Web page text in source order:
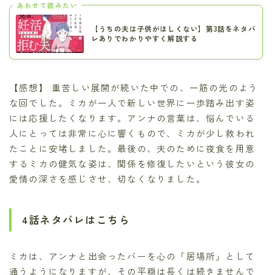
あわせて読みたい
【うちの夫は子供がほしくない】第3話をネタバ
レありでわかりやすく解説する
【感想】 重苦しい展開が続いた中での、一筋の光のよう
な回でした。ミカが一人で新しい世界に一歩踏み出す姿
には応援したくなります。アンナの言葉は、悩んでいる
人にとっては非常に心に響くもので、ミカが少し救われ
たことに安堵しました。最後の、夫のために夜食を用意
するミカの健気な姿は、関係を修復したいという彼女の
愛情の深さを感じさせ、切なくなりました。
4話ネタバレはこちら
ミカは、アンナと出会ったバーを心の「居場所」として
通うようになりますが、その平穏は長くは続きませんで